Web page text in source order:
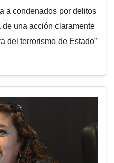
a condenados por delitos
una acción claramente
del terrorismo de Estado”